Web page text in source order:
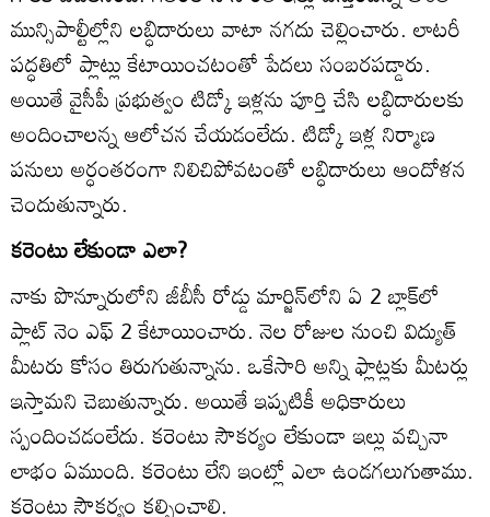
మున్సిపాల్టీల్లోని లబ్ధిదారులు వాటా నగదు చెల్లించారు. లాటరీ
పద్ధతిలో ప్లాట్లు కేటాయించటంతో పేదలు సంబరపడ్డారు.
అయితే వైసీపీ ప్రభుత్వం టిడ్కో ఇళ్లను పూర్తి చేసి లబ్ధిదారులకు
అందించాలన్న ఆలోచన చేయడంలేదు. టిడ్కో ఇళ్ల నిర్మాణ
పనులు అర్ధంతరంగా నిలిచిపోవటంతో లబ్ధిదారులు ఆందోళన
చెందుతున్నారు.
కరెంటు లేకుండా ఎలా?
నాకు పొన్నూరులోని జీబీసీ రోడ్డు మార్జిన్‌లోని ఏ 2 బ్లాక్‌లో
ప్లాట్‌ నెం ఎఫ్‌ 2 కేటాయించారు. నెల రోజుల నుంచి విద్యుత్‌
మీటరు కోసం తిరుగుతున్నాను. ఒకేసారి అన్ని ఫ్లాట్లకు మీటర్లు
ఇస్తామని చెబుతున్నారు. అయితే ఇప్పటికీ అధికారులు
స్పందించడంలేదు. కరెంటు సౌకర్యం లేకుండా ఇల్లు వచ్చినా
లాభం ఏముంది. కరెంటు లేని ఇంట్లో ఎలా ఉండగలుగుతాము.
కరెంటు సౌకర్యం కల్పించాలి.